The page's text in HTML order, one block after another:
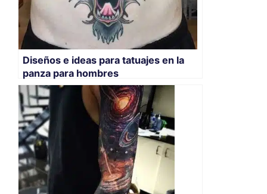
Diseños e ideas para tatuajes en la
panza para hombres